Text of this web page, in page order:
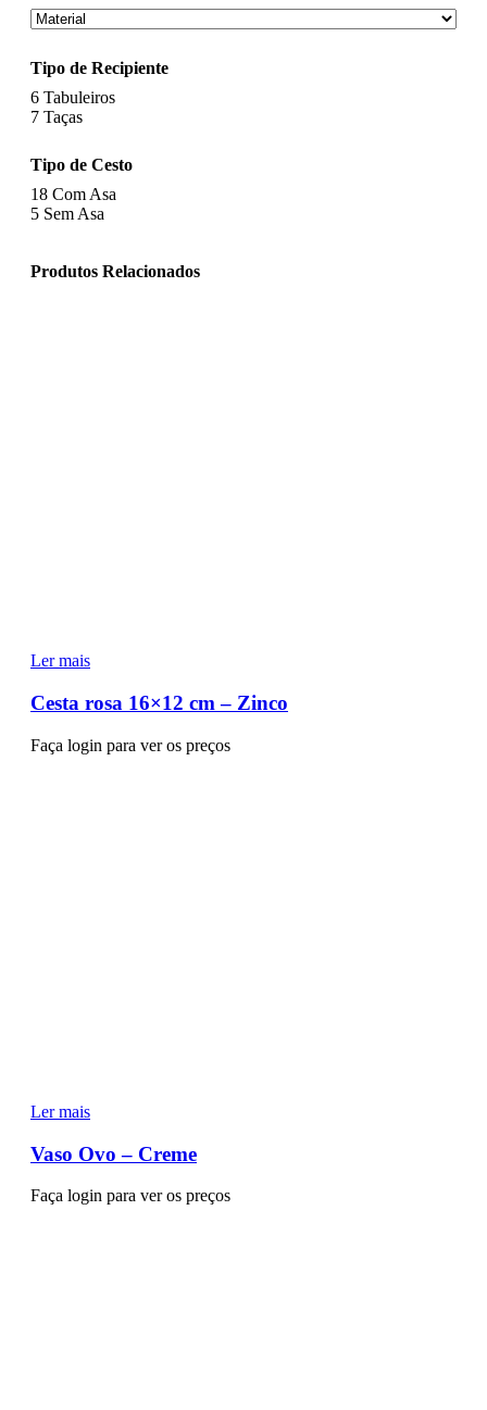
Tipo de Recipiente
6 Tabuleiros
7 Taças
Tipo de Cesto
18 Com Asa
5 Sem Asa
Produtos Relacionados
Ler mais
Cesta rosa 16×12 cm – Zinco
Faça login para ver os preços
Ler mais
Vaso Ovo – Creme
Faça login para ver os preços